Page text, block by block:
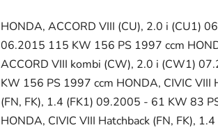
je
0,0
z
5
hvězdiček.
HONDA, ACCORD VIII (CU), 2.0 i (CU1)
06.2015 115 KW 156 PS 1997 ccm
ACCORD VIII kombi (CW), 2.0 i (CW1)
KW 156 PS 1997 ccm HONDA, CIVIC VIII
(FN, FK), 1.4 (FK1) 09.2005 - 61 KW 83
HONDA, CIVIC VIII Hatchback (FN, FK),